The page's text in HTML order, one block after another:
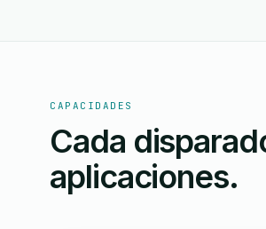
CAPACIDADES
Cada
aplicaciones.